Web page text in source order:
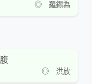
◎ 羅錫為
◎ 洪放